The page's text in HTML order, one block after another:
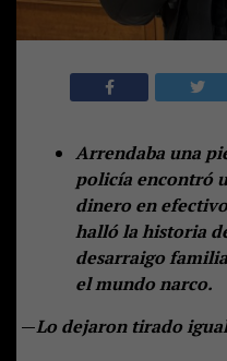
Arrendaba una
policía encontró
dinero en
halló la historia
desarraigo
el mundo narco.
—Lo dejaron tirado